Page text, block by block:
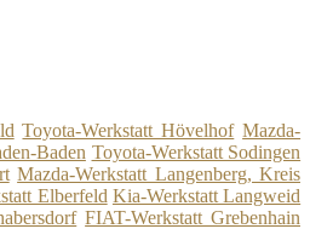
Toyota-Werkstatt Hövelhof Mazda-
Baden Toyota-Werkstatt Sodingen
Mazda-Werkstatt Langenberg, Kreis
Elberfeld Kia-Werkstatt Langweid
FIAT-Werkstatt Grebenhain